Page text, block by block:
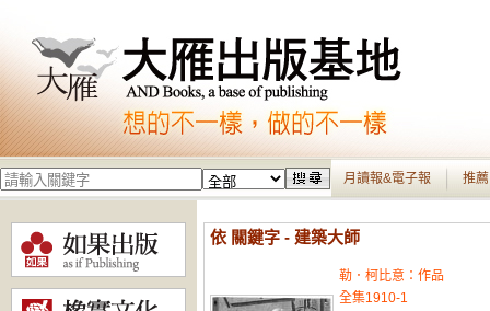
月讀報&電子報 推
依 關鍵字 - 建築大師
勒．柯比意：作品
全集1910-1